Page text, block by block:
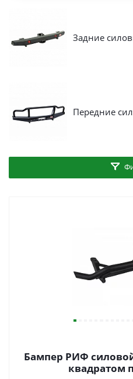
Задние
Передние
Бампер РИФ
квадратом